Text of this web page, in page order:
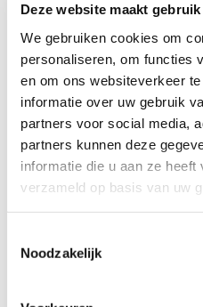
Deze website maakt
We gebruiken cookies om
personaliseren, om functies
en om ons websiteverkeer
informatie over uw gebruik
partners voor social media,
partners kunnen deze
informatie die u aan ze
verzameld op basis van uw
Noodzakelijk